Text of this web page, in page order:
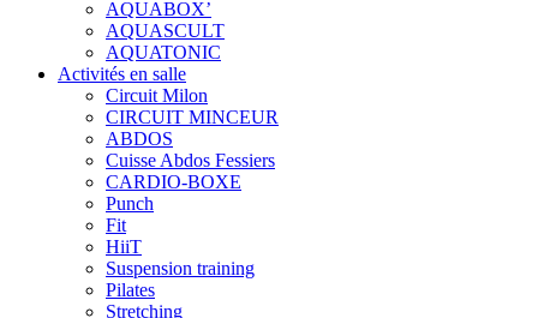
AQUABOX’
AQUASCULT
AQUATONIC
Activités en salle
Circuit Milon
CIRCUIT MINCEUR
ABDOS
Cuisse Abdos Fessiers
CARDIO-BOXE
Punch
Fit
HiiT
Suspension training
Pilates
Stretching